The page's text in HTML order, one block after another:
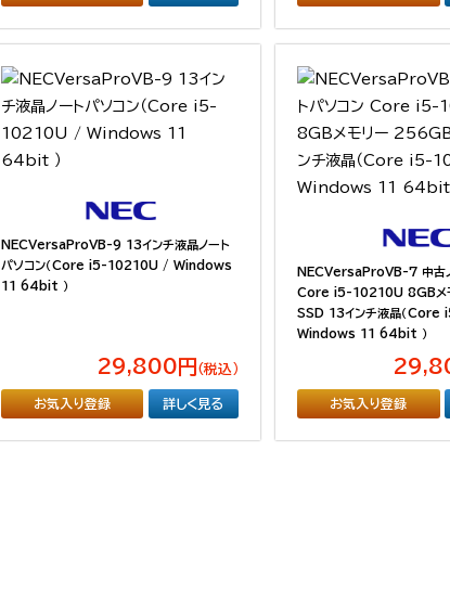
NECVersaProVB-9 13インチ液晶ノート
パソコン（Core i5-10210U / Windows
11 64bit ）
29,800円 （税込）
お気入り登録 詳しく見る
NECVersaProVB-7 中古ノ
Core i5-10210U 8GBメ
SSD 13インチ液晶（
Windows 11 64bit ）
お気入り登録